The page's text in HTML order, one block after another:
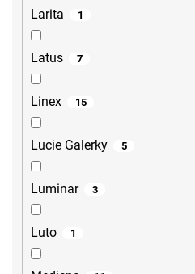
Larita 1
Latus 7
Linex 15
Lucie Galerky 5
Luminar 3
Luto 1